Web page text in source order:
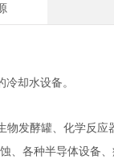
却水设备。
物发酵罐、化学反应
、各种半导体设备